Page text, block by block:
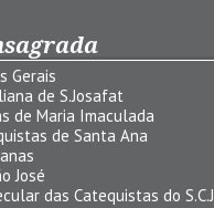
Gerais
de S.Josafat
de Maria Imaculada
de Santa Ana
José
das Catequistas do S.C.J